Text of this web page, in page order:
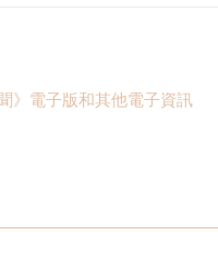
》電子版和其他電子資訊